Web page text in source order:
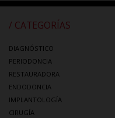
/ CATEGORÍAS
DIAGNÓSTICO
PERIODONCIA
RESTAURADORA
ENDODONCIA
IMPLANTOLOGÍA
CIRUGÍA